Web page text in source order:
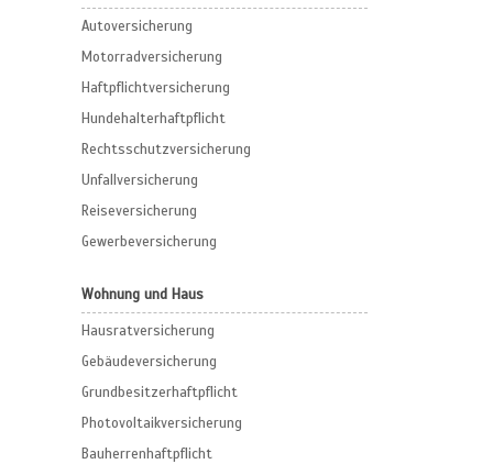
Autoversicherung
Motorradversicherung
Haftpflichtversicherung
Hundehalterhaftpflicht
Rechtsschutzversicherung
Unfallversicherung
Reiseversicherung
Gewerbeversicherung
Wohnung und Haus
Hausratversicherung
Gebäudeversicherung
Grundbesitzerhaftpflicht
Photovoltaikversicherung
Bauherrenhaftpflicht